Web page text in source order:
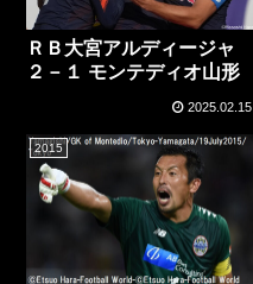
ＲＢ大宮アルディージャ
２－１ モンテディオ山形
2025.02.15
2015